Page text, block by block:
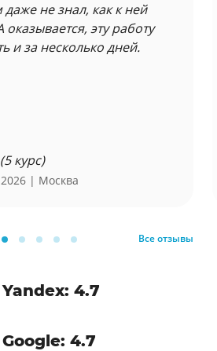
не знал, как к ней
оказывается, эту работу
и за несколько дней.
(5 курс)
| Москва
Все отзывы
Yandex: 4.7
Google: 4.7